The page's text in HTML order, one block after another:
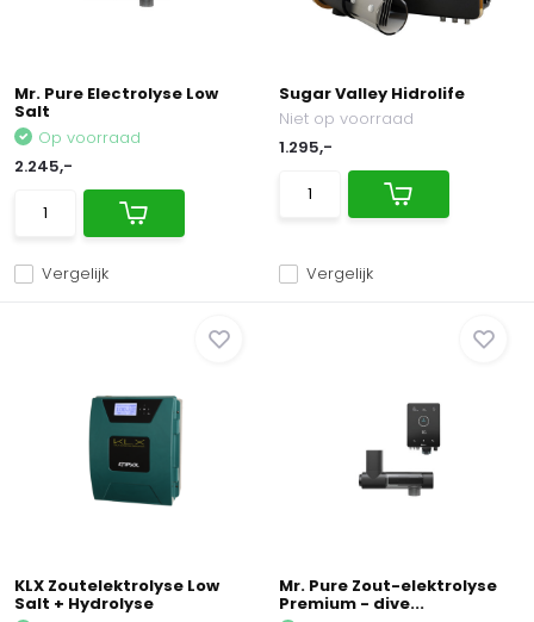
Mr. Pure Electrolyse Low
Salt
Vergelijk
Op voorraad
2.245,-
Sugar Valley Hidrolife
Vergelijk
Niet op voorraad
1.295,-
KLX Zoutelektrolyse Low
Salt + Hydrolyse
Mr. Pure Zout-elektrolyse
Premium - dive...